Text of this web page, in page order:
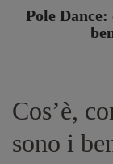
Pole Dance:
Cos’è,
sono i